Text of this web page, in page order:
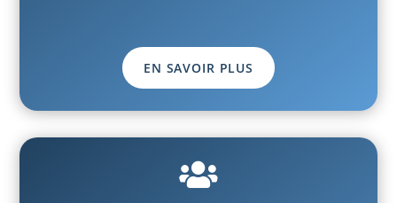
EN SAVOIR PLUS
